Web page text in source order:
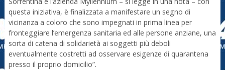
questa iniziativa, è finalizzata a manifestare un segno di
vicinanza a coloro che sono impegnati in prima linea per
fronteggiare l’emergenza sanitaria ed alle persone anziane, una
sorta di catena di solidarietà ai soggetti più deboli
eventualmente costretti ad osservare esigenze di quarantena
presso il proprio domicilio”.